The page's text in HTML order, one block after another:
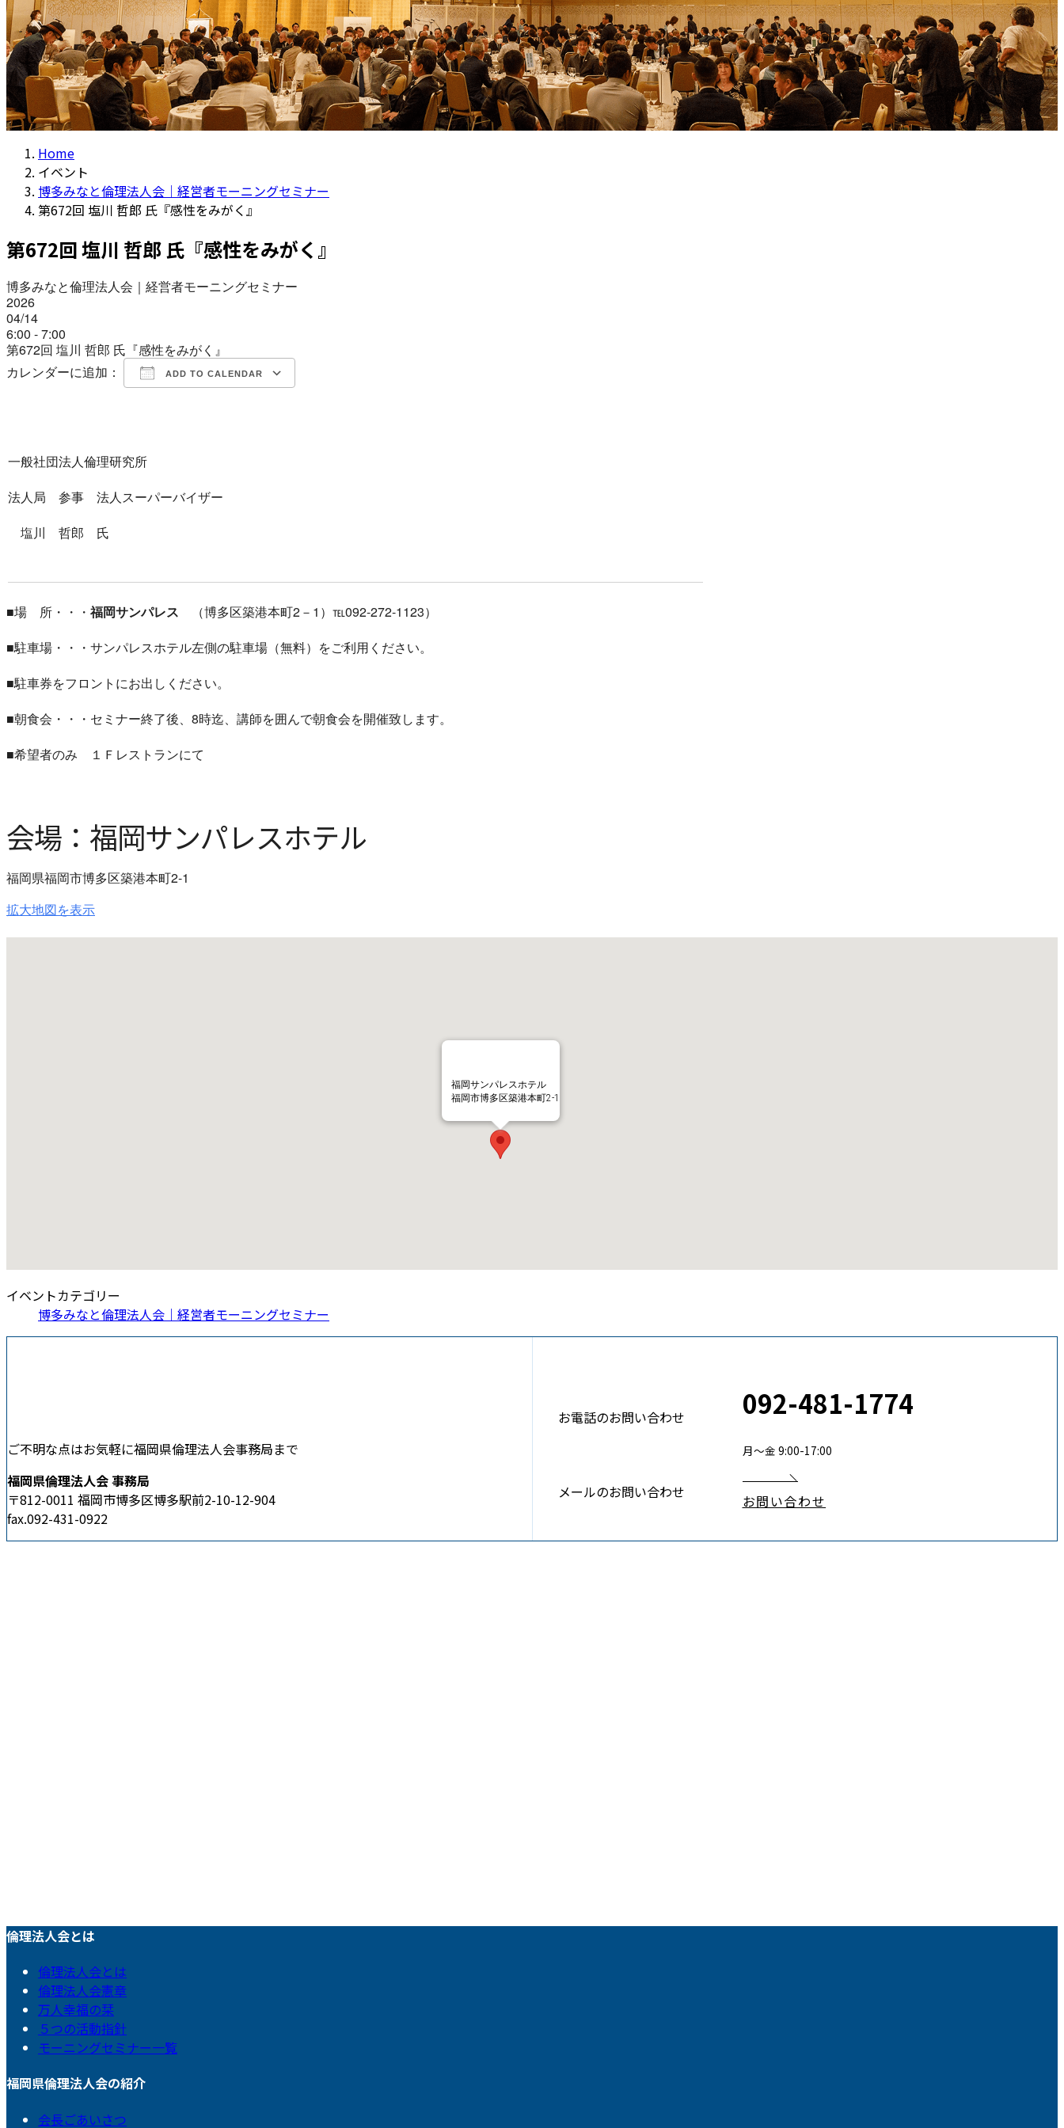
Home
イベント
博多みなと倫理法人会｜経営者モーニングセミナー
第672回 塩川 哲郎 氏『感性をみがく』
第672回 塩川 哲郎 氏『感性をみがく』
博多みなと倫理法人会｜経営者モーニングセミナー
2026
04/14
6:00 - 7:00
第672回 塩川 哲郎 氏『感性をみがく』
カレンダーに追加：
ADD TO CALENDAR
一般社団法人倫理研究所
法人局 参事 法人スーパーバイザー
塩川 哲郎 氏
■場 所・・・ 福岡サンパレス
（博多区築港本町2－1）℡092-272-1123）
■駐車場・・・サンパレスホテル左側の駐車場（無料）をご利用ください。
■駐車券をフロントにお出しください。
■朝食会・・・セミナー終了後、8時迄、講師を囲んで朝食会を開催致します。
■希望者のみ １Ｆレストランにて
会場：福岡サンパレスホテル
福岡県福岡市博多区築港本町2-1
拡大地図を表示
福岡サンパレスホテル
福岡市博多区築港本町2-1
イベントカテゴリー
博多みなと倫理法人会｜経営者モーニングセミナー
ご不明な点はお気軽に福岡県倫理法人会事務局まで
福岡県倫理法人会 事務局
〒812-0011 福岡市博多区博多駅前2-10-12-904
fax.092-431-0922
お電話のお問い合わせ 092-481-1774
月〜金 9:00-17:00
メールのお問い合わせ お問い合わせ
倫理法人会とは
倫理法人会とは
倫理法人会憲章
万人幸福の栞
５つの活動指針
モーニングセミナー一覧
福岡県倫理法人会の紹介
会長ごあいさつ